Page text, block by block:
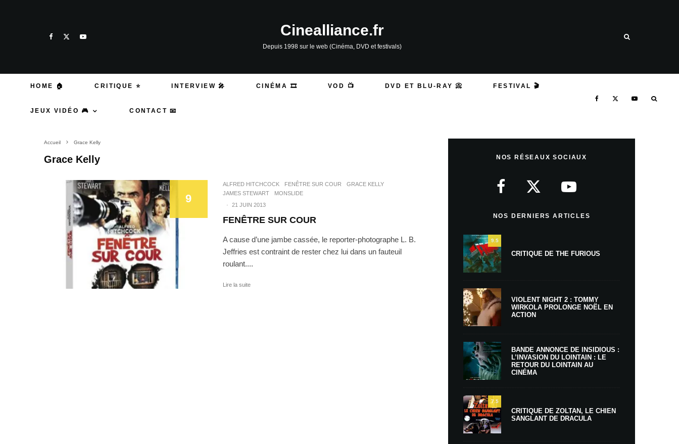
Cinealliance.fr
Depuis 1998 sur le web (Cinéma, DVD et festivals)
HOME 🏠 CRITIQUE ⭐ INTERVIEW 🎤 CINÉMA 🎞️ VOD 📺 DVD ET BLU-RAY 📀 FESTIVAL 🎬
JEUX VIDÉO 🎮 CONTACT 📧
Accueil Grace Kelly
Grace Kelly
9
ALFRED HITCHCOCK FENÊTRE SUR COUR
GRACE KELLY
JAMES STEWART
MONSLIDE
·
21 JUIN 2013
FENÊTRE SUR COUR
A cause d’une jambe cassée, le reporter-photographe L. B.
Jeffries est contraint de rester chez lui dans un fauteuil
roulant....
Lire la suite
NOS RÉSEAUX SOCIAUX
NOS DERNIERS ARTICLES
9.5
CRITIQUE DE THE FURIOUS
VIOLENT NIGHT 2 : TOMMY
WIRKOLA PROLONGE NOËL EN
ACTION
BANDE ANNONCE DE INSIDIOUS :
L’INVASION DU LOINTAIN : LE
RETOUR DU LOINTAIN AU
CINÉMA
7.5
CRITIQUE DE ZOLTAN, LE CHIEN
SANGLANT DE DRACULA